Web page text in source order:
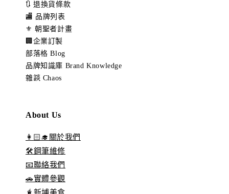
🔃 退換貨條款
🏬 品牌列表
⚜️ 朝聖者計畫
🏢企業訂製
部落格 Blog
品牌知識庫 Brand Knowledge
雜談 Chaos
About Us
👩🏻‍🎓關於我們
🛠️鋼筆維修
📧聯絡我們
🚗實體參觀